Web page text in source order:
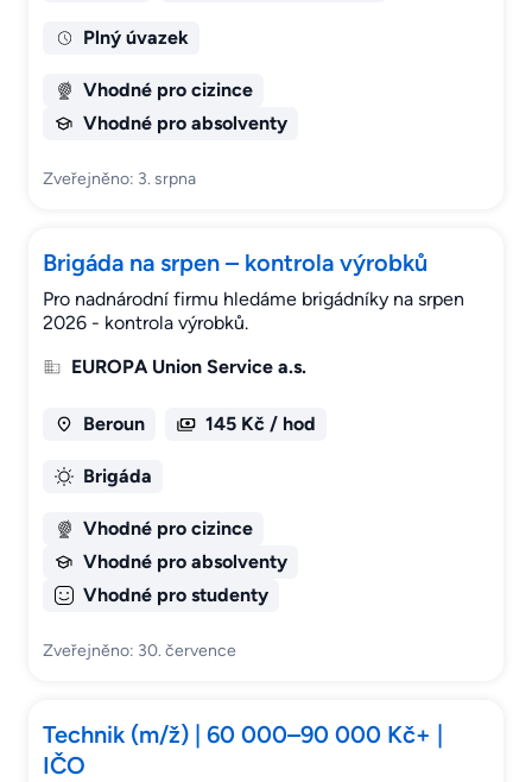
Plný úvazek
Vhodné pro cizince
Vhodné pro absolventy
Zveřejněno: 3. srpna
Brigáda na srpen – kontrola výrobků
Pro nadnárodní firmu hledáme brigádníky na srpen
2026 - kontrola výrobků.
EUROPA Union Service a.s.
Beroun 145 Kč / hod
Brigáda
Vhodné pro cizince
Vhodné pro absolventy
Vhodné pro studenty
Zveřejněno: 30. července
Technik (m/ž) | 60 000–90 000 Kč+ |
IČO